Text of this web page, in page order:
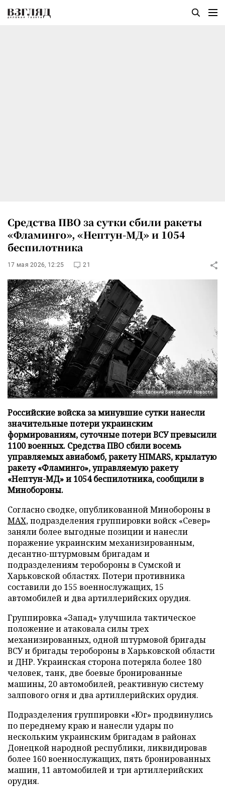
Средства ПВО за сутки сбили ракеты
«Фламинго», «Нептун-МД» и 1054
беспилотника
17 мая 2026, 12:25 21
Фото: Евгений Биятов/РИА Новости
Российские войска за минувшие сутки нанесли
значительные потери украинским
формированиям, суточные потери ВСУ превысили
1100 военных. Средства ПВО сбили восемь
управляемых авиабомб, ракету HIMARS, крылатую
ракету «Фламинго», управляемую ракету
«Нептун-МД» и 1054 беспилотника, сообщили в
Минобороны.
Согласно сводке, опубликованной Минобороны в
MAX, подразделения группировки войск «Север»
заняли более выгодные позиции и нанесли
поражение украинским механизированным,
десантно-штурмовым бригадам и
подразделениям теробороны в Сумской и
Харьковской областях. Потери противника
составили до 155 военнослужащих, 15
автомобилей и два артиллерийских орудия.
Группировка «Запад» улучшила тактическое
положение и атаковала силы трех
механизированных, одной штурмовой бригады
ВСУ и бригады теробороны в Харьковской области
и ДНР. Украинская сторона потеряла более 180
человек, танк, две боевые бронированные
машины, 20 автомобилей, реактивную систему
залпового огня и два артиллерийских орудия.
Подразделения группировки «Юг» продвинулись
по переднему краю и нанесли удары по
нескольким украинским бригадам в районах
Донецкой народной республики, ликвидировав
более 160 военнослужащих, пять бронированных
машин, 11 автомобилей и три артиллерийских
орудия.